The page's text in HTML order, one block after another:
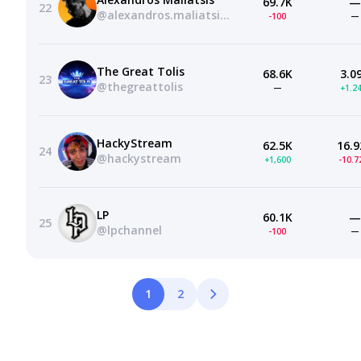
22
@alexandros.maliatsis.salas.
-100 —
23
The Great Tolis
@thegreattolis
68.6K
—
24
HackyStream
@hackystream
62.5K
+1,600 -
25
LP
@lpchannel
60.1K
-100
—
—
1 2